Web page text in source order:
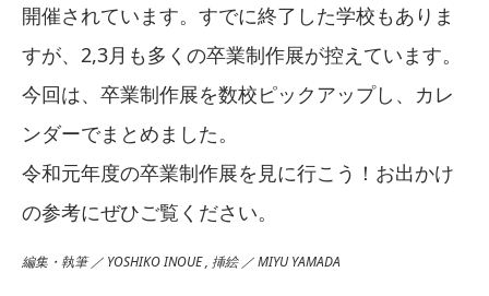
開催されています。すでに終了した学校もありま
すが、2,3月も多くの卒業制作展が控えています。
今回は、卒業制作展を数校ピックアップし、カレ
ンダーでまとめました。
令和元年度の卒業制作展を見に行こう！お出かけ
の参考にぜひご覧ください。
編集・執筆 ／ YOSHIKO INOUE , 挿絵 ／ MIYU YAMADA